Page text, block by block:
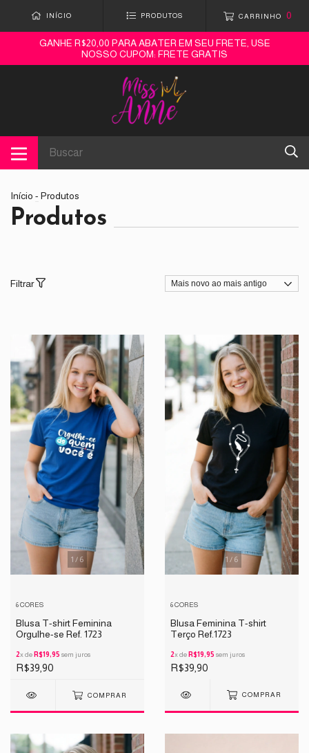
INÍCIO PRODUTOS CARRINHO 0
GANHE R$20,00 PARA ABATER EM SEU FRETE, USE
NOSSO CUPOM: FRETE GRATIS
Início - Produtos
Produtos
Filtrar
1 / 6
6 CORES
Blusa T-shirt Feminina
Orgulhe-se Ref. 1723
2x de R$19,95 sem juros
R$39,90
COMPRAR
1 / 6
6 CORES
Blusa Feminina T-shirt
Terço Ref.1723
2x de R$19,95 sem juros
R$39,90
COMPRAR